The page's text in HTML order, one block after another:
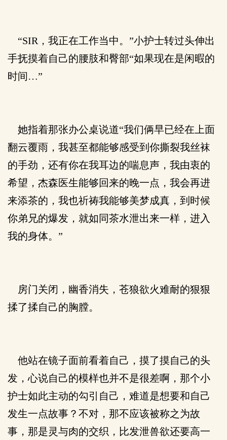
“SIR，我正在工作当中。”小护士转过头伸出
手抚摸着自己的腰肢和臀部“如果现在是闲暇的
时间…”
她指着那张办公桌说道“我们俩早已经在上面
翻云覆雨，我甚至都能够感受到你撕裂我丝袜
的手劲，还有你在我耳边的喘息声，我由衷的
希望，杰森医生能够回来的晚一点，我会再进
来添茶的，我也祈祷我能够美梦成真，到时候
你弟兄的爆发，就如同茶水泄出来一样，进入
我的身体。”
房门关闭，幽香消失，苍狼欲火难耐的狠狠
揉了揉自己的胸膛。
他站在镜子面前看着自己，摸了摸自己的头
发，心说自己的模样也并不是很差啊，那个小
护士如此主动的勾引自己，难道是想要和自己
发生一点故事？不对，那不应该被称之为故
事，那是灵与肉的交织，比发泄兽欲还要高一